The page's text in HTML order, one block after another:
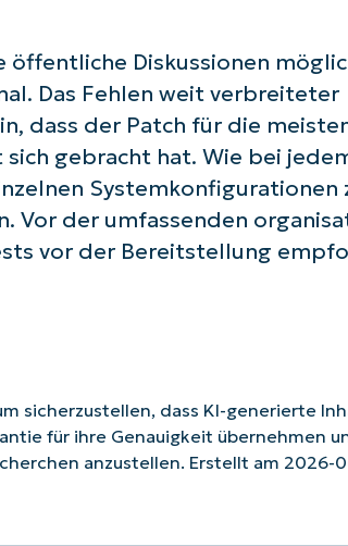
öffentliche Diskussionen
Das Fehlen weit verbreiteter
dass der Patch für die
gebracht hat. Wie bei
Systemkonfigurationen
Vor der umfassenden
vor der Bereitstellung
sicherzustellen, dass KI-generierte
für ihre Genauigkeit übernehmen
anzustellen. Erstellt am 2026-
Land
Company
name*